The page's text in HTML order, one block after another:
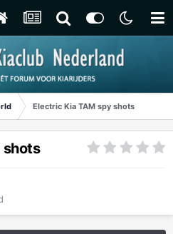
Electric Kia TAM spy shots
shots